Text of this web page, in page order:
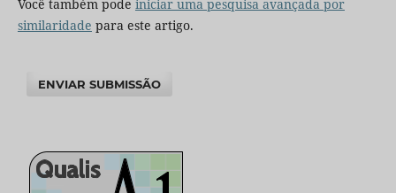
Você também pode iniciar uma pesquisa avançada por
similaridade para este artigo.
ENVIAR SUBMISSÃO